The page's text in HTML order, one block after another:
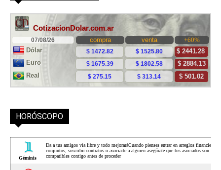
HORÓSCOPO